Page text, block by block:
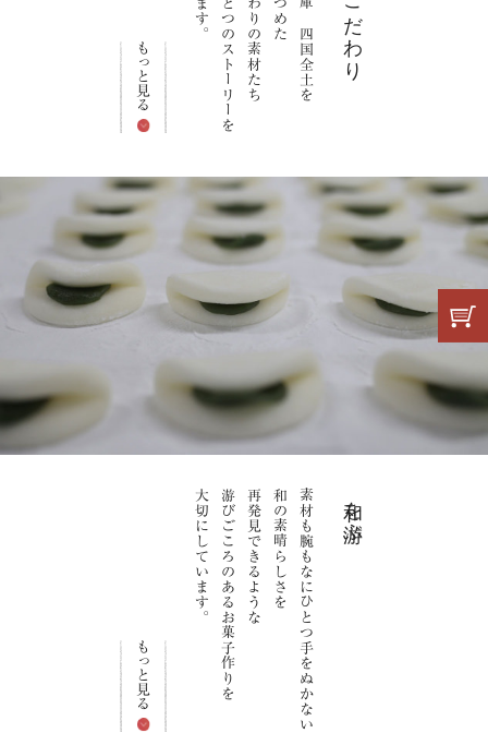
もっと見る
和を游ぶ
素材も腕もなにひとつ手をぬかない
和の素晴らしさを
再発見できるような
游びごころのあるお菓子作りを
大切にしています。
もっと見る